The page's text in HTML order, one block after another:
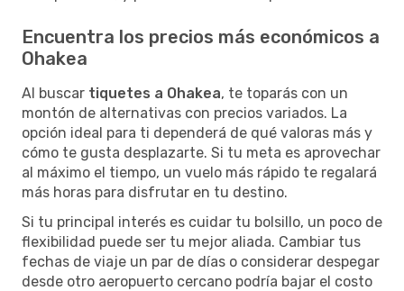
Encuentra los precios más económicos a
Ohakea
Al buscar tiquetes a Ohakea, te toparás con un
montón de alternativas con precios variados. La
opción ideal para ti dependerá de qué valoras más y
cómo te gusta desplazarte. Si tu meta es aprovechar
al máximo el tiempo, un vuelo más rápido te regalará
más horas para disfrutar en tu destino.
Si tu principal interés es cuidar tu bolsillo, un poco de
flexibilidad puede ser tu mejor aliada. Cambiar tus
fechas de viaje un par de días o considerar despegar
desde otro aeropuerto cercano podría bajar el costo